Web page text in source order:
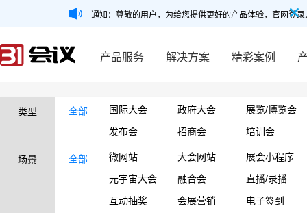
通知：尊敬的用户，为给您提供更好的产品体验，官网登
产品服务 解决方案 精彩案例
类型 全部 国际大会 政府大会
展览/博览会
发布会
招商会 培训会
场景 全部 微网站 大会网站
展会小程序
元宇宙大会
融合会
直播/录播
互动抽奖
会展营销
电子签到